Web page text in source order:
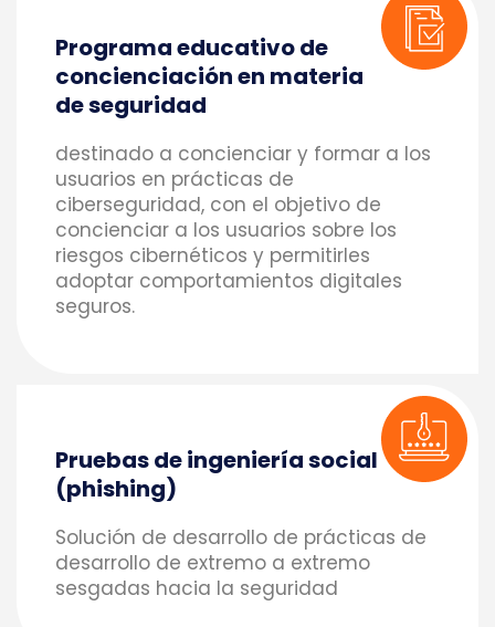
Programa educativo de
concienciación en materia
de seguridad
destinado a concienciar y formar a los
usuarios en prácticas de
ciberseguridad, con el objetivo de
concienciar a los usuarios sobre los
riesgos cibernéticos y permitirles
adoptar comportamientos digitales
seguros.
Pruebas de ingeniería social
(phishing)
Solución de desarrollo de prácticas de
desarrollo de extremo a extremo
sesgadas hacia la seguridad